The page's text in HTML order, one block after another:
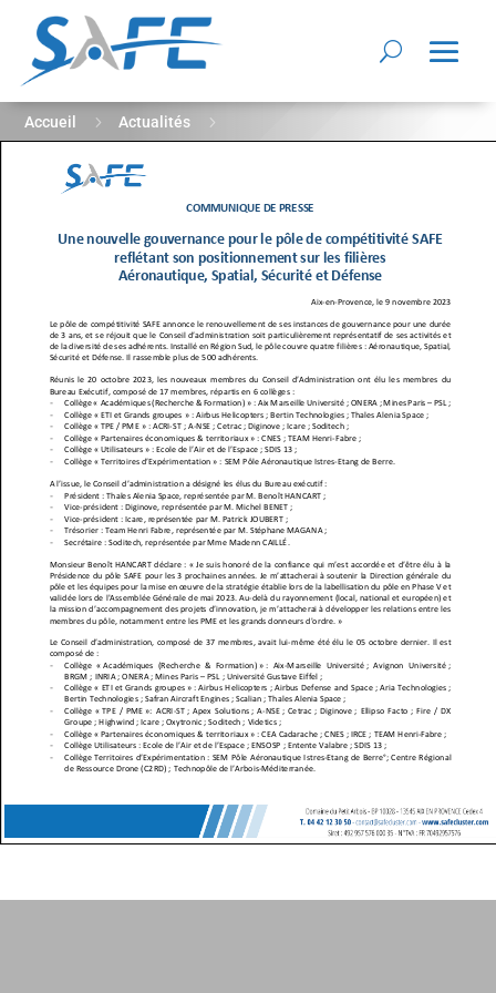
Accueil 5 Actualités 5
Une nouvelle gouvernance pour le pôle de compétitivité SAFE
reflétant son positionnement sur les filières Aéronautique,